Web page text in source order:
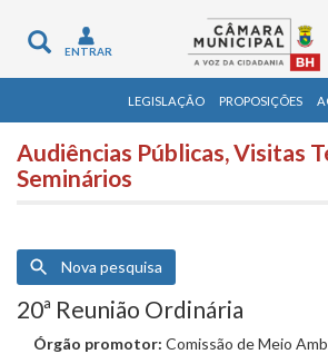
Toggle
navigation
ENTRAR
LEGISLAÇÃO PROPOSIÇÕES
Audiências Públicas, Visitas
Seminários
Nova pesquisa
20ª Reunião Ordinária
Órgão promotor: Comissão de Meio